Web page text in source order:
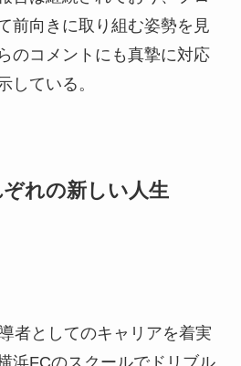
前向きに取り組む姿勢を見
のコメントにも真摯に対応
している。
れの新しい人生
者としてのキャリアを着実